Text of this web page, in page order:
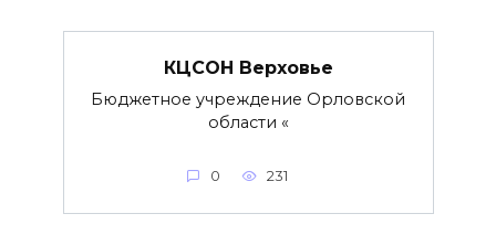
КЦСОН Верховье
Бюджетное учреждение Орловской
области «
0 231